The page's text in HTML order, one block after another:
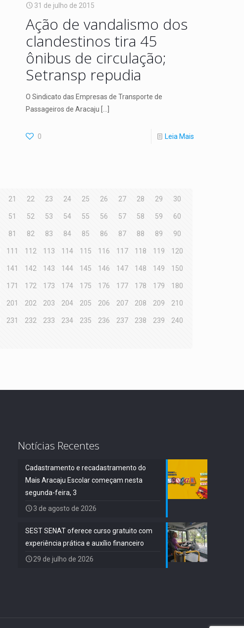
31 de julho de 2015
Ação de vandalismo dos
clandestinos tira 45
ônibus de circulação;
Setransp repudia
O Sindicato das Empresas de Transporte de
Passageiros de Aracaju
0 Leia Mais
21 22 23 24 25 26 27 28 29 30
51 52 53 54 55 56 57 58 59 60
81 82 83 84 85 86 87 88 89 90
111 112 113 114 115 116 117 118 119 120
141 142 143 144 145 146 147 148 149 150
171 172 173 174 175 176 177 178 179 180
201 202 203 204 205 206 207 208 209 210
231 232 233 234 235 236 237 238 239 240
Notícias Recentes
Cadastramento e recadastramento do
Mais Aracaju Escolar começam nesta
segunda-feira, 3
3 de agosto de 2026
SEST SENAT oferece curso gratuito com
experiência prática e auxílio financeiro
29 de julho de 2026